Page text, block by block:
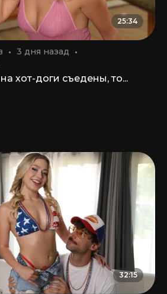
25:34
3 дня назад
хот-доги съедены, то...
32:15